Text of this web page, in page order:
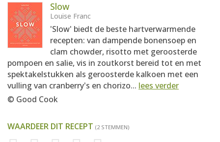
Slow
Louise Franc
'Slow' biedt de beste hartverwarmende
recepten: van dampende bonensoep en
clam chowder, risotto met geroosterde
pompoen en salie, vis in zoutkorst bereid tot en met
spektakelstukken als geroosterde kalkoen met een
vulling van cranberry's en chorizo... lees verder
© Good Cook
WAARDEER DIT RECEPT (2 STEMMEN)